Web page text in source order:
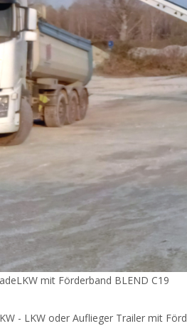
mit Förderband BLEND C19
- LKW oder Auflieger Trailer mit